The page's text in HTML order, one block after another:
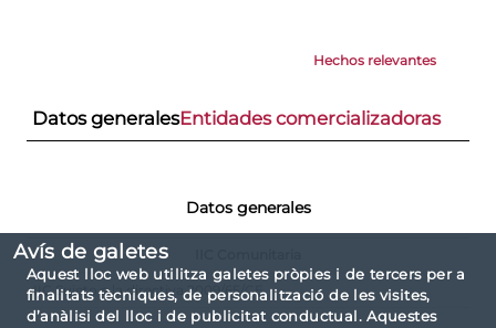
Avís de galetes
Aquest lloc web utilitza galetes pròpies i de tercers per a
finalitats tècniques, de personalització de les visites,
d’anàlisi del lloc i de publicitat conductual. Aquestes
Hechos relevantes
Datos generalesEntidades comercializadoras
Datos generales
IIC Sujeto a la directiva 2009/65/CE